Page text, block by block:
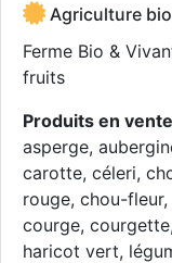
Agriculture
Ferme Bio &
fruits
Produits en vente
asperge,
carotte, céleri,
rouge, chou-
courge,
haricot vert,